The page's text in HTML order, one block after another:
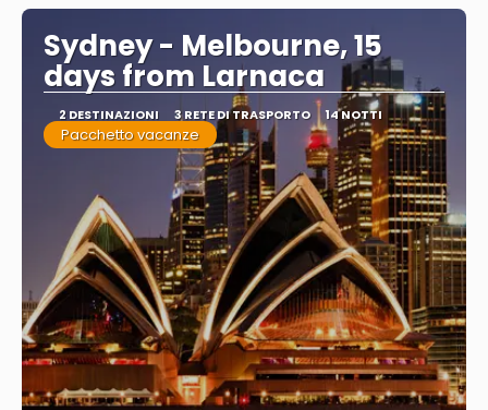
Sydney - Melbourne, 15
days from Larnaca
2 DESTINAZIONI 3 RETE DI TRASPORTO 14 NOTTI
Pacchetto vacanze